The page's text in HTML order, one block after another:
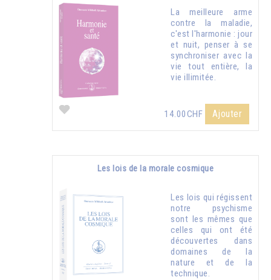
La meilleure arme
contre la maladie,
c'est l'harmonie : jour
et nuit, penser à se
synchroniser avec la
vie tout entière, la
vie illimitée.
14.00CHF Ajouter
Les lois de la morale cosmique
Les lois qui régissent
notre psychisme
sont les mêmes que
celles qui ont été
découvertes dans
domaines de la
nature et de la
technique.